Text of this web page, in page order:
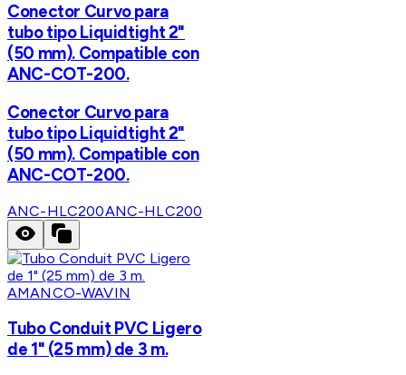
Conector Curvo para
tubo tipo Liquidtight 2"
(50 mm). Compatible con
ANC-COT-200.
Conector Curvo para
tubo tipo Liquidtight 2"
(50 mm). Compatible con
ANC-COT-200.
ANC-HLC200ANC-HLC200
AMANCO-WAVIN
Tubo Conduit PVC Ligero
de 1" (25 mm) de 3 m.